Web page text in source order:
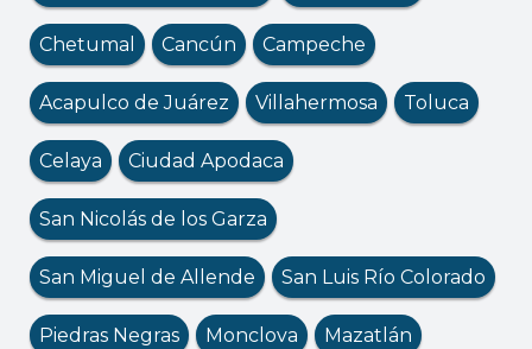
Chetumal Cancún Campeche
Acapulco de Juárez Villahermosa Toluca
Celaya Ciudad Apodaca
San Nicolás de los Garza
San Miguel de Allende San Luis Río Colorado
Piedras Negras Monclova Mazatlán